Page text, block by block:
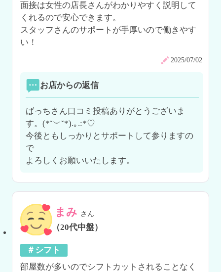
面接は女性の店長さんがわかりやすく説明して
くれるので安心できます。
スタッフさんのサポートが手厚いので働きやす
い！
2025/07/02
お店からの返信
ばっちさん口コミ投稿ありがとうございま
す。(*˘︶˘*).｡.:*♡
今後ともしっかりとサポートして参りますの
で
よろしくお願いいたします。
まみ さん
（20代中盤）
＃シフト
部屋数が多いのでシフトカットされることなく